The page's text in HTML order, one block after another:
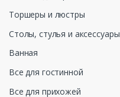
Торшеры и люстры
Столы, стулья и аксессуары
Ванная
Все для гостинной
Все для прихожей